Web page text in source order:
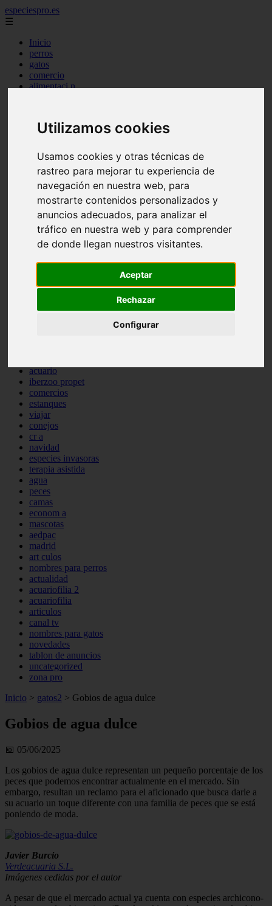
Utilizamos cookies
Usamos cookies y otras técnicas de
rastreo para mejorar tu experiencia de
navegación en nuestra web, para
mostrarte contenidos personalizados y
anuncios adecuados, para analizar el
tráfico en nuestra web y para comprender
de donde llegan nuestros visitantes.
Aceptar
Rechazar
Configurar
especiespro.es
☰
Inicio
perros
gatos
comercio
alimentaci n
tenencia responsable
mantenimiento
aves
marketing
bienestar
peque os mam feros
verano
legislaci n
peluquer a
accesorios
peluquer a canina
complementos
comportamiento
acuario
iberzoo propet
comercios
estanques
viajar
conejos
cr a
navidad
especies invasoras
terapia asistida
agua
peces
camas
econom a
mascotas
aedpac
madrid
art culos
nombres para perros
actualidad
acuariofilia 2
acuariofilia
articulos
canal tv
nombres para gatos
novedades
tablon de anuncios
uncategorized
zona pro
Inicio > gatos2 > Gobios de agua dulce
Gobios de agua dulce
📅 05/06/2025
Los gobios de agua dulce representan un pequeño porcentaje de los
peces que po­demos encontrar actualmente en el merca­do. Sin
embargo, resultan un reclamo para el aficionado que busca darle a
su acuario un toque diferente con una familia de peces que se está
poniendo de moda.
Javier Burcio
Verdeacuaria S.L.
Imágenes cedidas por el autor
A pesar de que el mercado actual ya cuenta con especies archicono­